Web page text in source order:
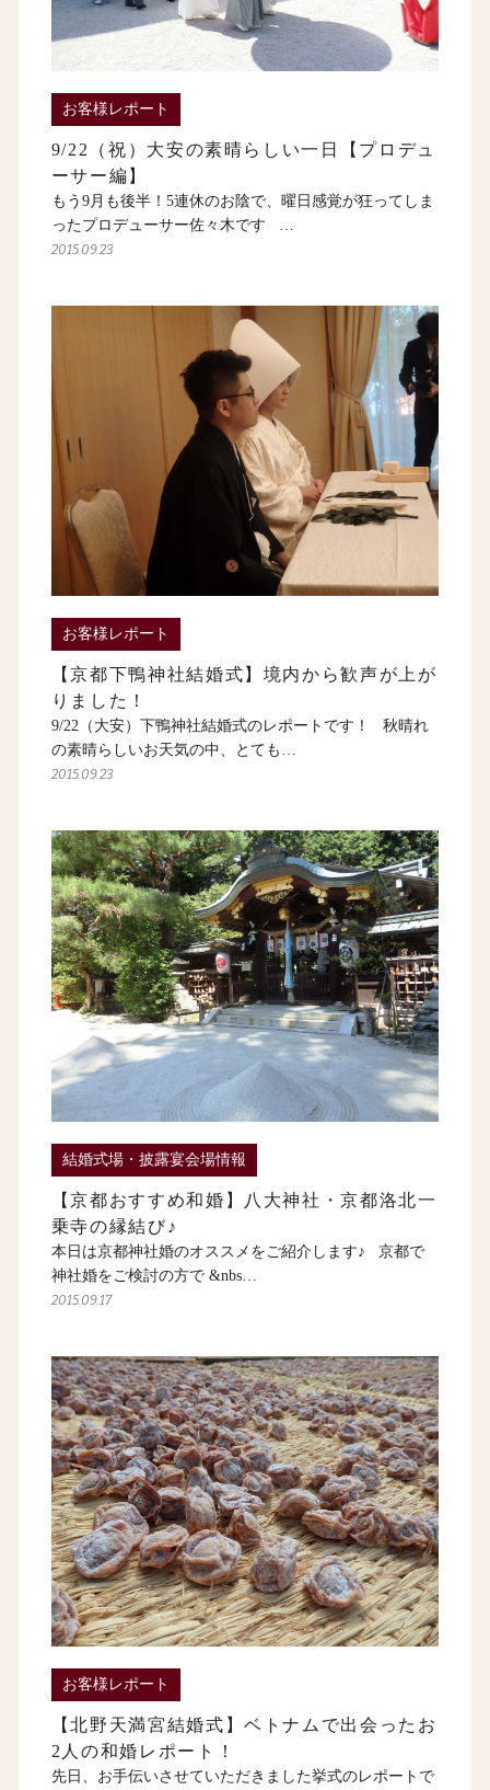
お客様レポート
9/22（祝）大安の素晴らしい一日【プロデュ
ーサー編】
もう9月も後半！5連休のお陰で、曜日感覚が狂ってしま
ったプロデューサー佐々木です …
2015.09.23
お客様レポート
【京都下鴨神社結婚式】境内から歓声が上が
りました！
9/22（大安）下鴨神社結婚式のレポートです！ 秋晴れ
の素晴らしいお天気の中、とても…
2015.09.23
結婚式場・披露宴会場情報
【京都おすすめ和婚】八大神社・京都洛北一
乗寺の縁結び♪
本日は京都神社婚のオススメをご紹介します♪ 京都で
神社婚をご検討の方で &nbs…
2015.09.17
お客様レポート
【北野天満宮結婚式】ベトナムで出会ったお
2人の和婚レポート！
先日、お手伝いさせていただきました挙式のレポートで